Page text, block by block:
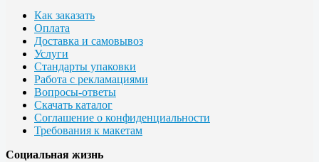
Как заказать
Оплата
Доставка и самовывоз
Услуги
Стандарты упаковки
Работа с рекламациями
Вопросы-ответы
Скачать каталог
Соглашение о конфиденциальности
Требования к макетам
Социальная жизнь